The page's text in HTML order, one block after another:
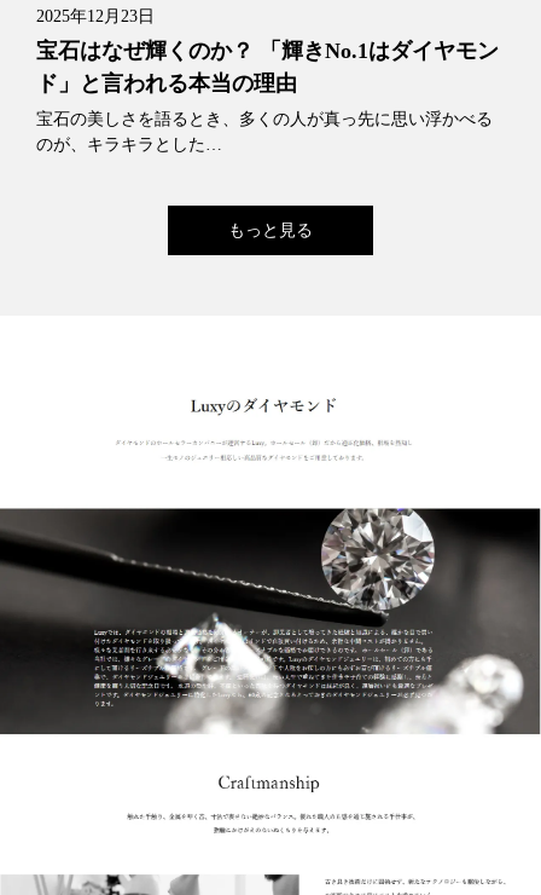
2025年12月23日
宝石はなぜ輝くのか？ 「輝きNo.1はダイヤモン
ド」と言われる本当の理由
宝石の美しさを語るとき、多くの人が真っ先に思い浮かべる
のが、キラキラとした…
もっと見る